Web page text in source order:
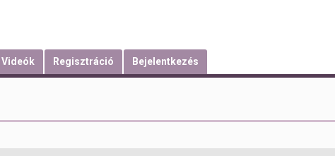
Videók Regisztráció Bejelentkezés